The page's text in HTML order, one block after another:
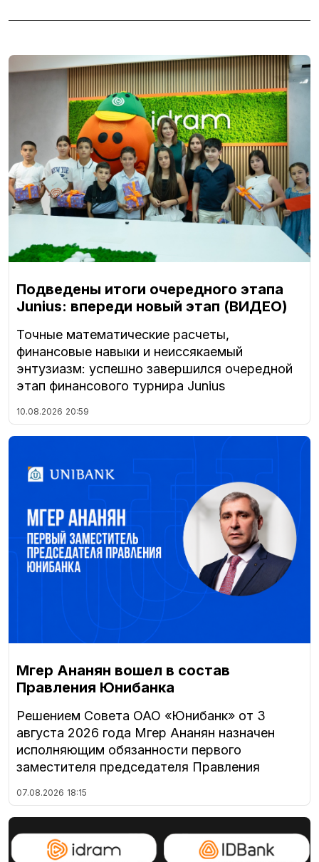
Подведены итоги очередного этапа
Junius: впереди новый этап (ВИДЕО)
Точные математические расчеты,
финансовые навыки и неиссякаемый
энтузиазм: успешно завершился очередной
этап финансового турнира Junius
10.08.2026 20:59
Мгер Ананян вошел в состав
Правления Юнибанка
Решением Совета ОАО «Юнибанк» от 3
августа 2026 года Мгер Ананян назначен
исполняющим обязанности первого
заместителя председателя Правления
07.08.2026 18:15